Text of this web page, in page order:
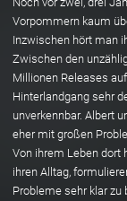
Vorpommern kaum
Inzwischen hört man
Zwischen den
Millionen Releases
Hinterlandgang sehr
unverkennbar. Albert
eher mit großen
Von ihrem Leben dort
ihren Alltag,
Probleme sehr klar zu